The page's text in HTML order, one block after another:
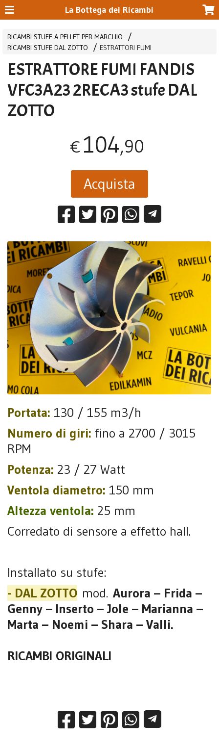
La Bottega dei Ricambi
RICAMBI STUFE A PELLET PER MARCHIO
RICAMBI STUFE DAL ZOTTO
ESTRATTORI FUMI
ESTRATTORE FUMI FANDIS
VFC3A23 2RECA3 stufe DAL
ZOTTO
€104,90
Acquista
Portata: 130 / 155 m3/h
Numero di giri: fino a 2700 / 3015
RPM
Potenza: 23 / 27 Watt
Ventola diametro: 150 mm
Altezza ventola: 25 mm
Corredato di sensore a effetto hall.
Installato su stufe:
- DAL ZOTTO mod.Aurora – Frida –
Genny – Inserto – Jole – Marianna –
Marta – Noemi – Shara – Valli.
RICAMBI ORIGINALI